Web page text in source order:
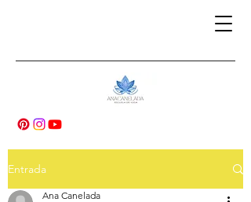
Entrada
Ana Canelada